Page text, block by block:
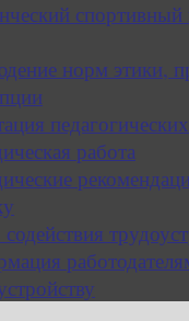
норм этики,
работа